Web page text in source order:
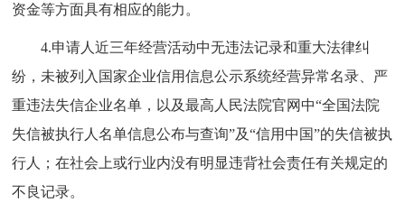
资金等方面具有相应的能力。
4.申请人近三年经营活动中无违法记录和重大法律纠
纷，未被列入国家企业信用信息公示系统经营异常名录、严
重违法失信企业名单，以及最高人民法院官网中“全国法院
失信被执行人名单信息公布与查询”及“信用中国”的失信被执
行人；在社会上或行业内没有明显违背社会责任有关规定的
不良记录。